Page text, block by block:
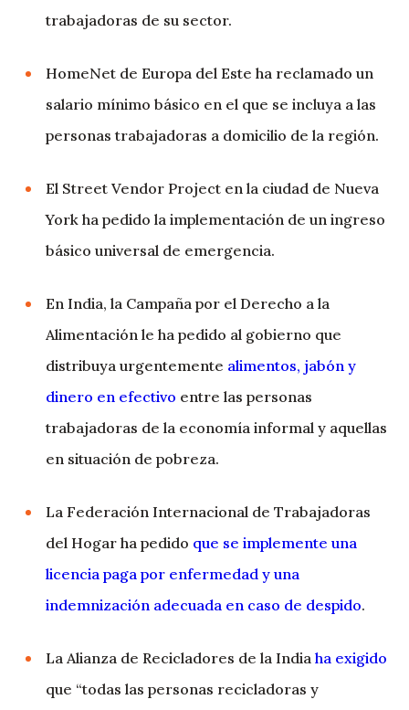
trabajadoras de su sector.
HomeNet de Europa del Este ha reclamado un
salario mínimo básico en el que se incluya a las
personas trabajadoras a domicilio de la región.
El Street Vendor Project en la ciudad de Nueva
York ha pedido la implementación de un ingreso
básico universal de emergencia.
En India, la Campaña por el Derecho a la
Alimentación le ha pedido al gobierno que
distribuya urgentemente alimentos, jabón y
dinero en efectivo entre las personas
trabajadoras de la economía informal y aquellas
en situación de pobreza.
La Federación Internacional de Trabajadoras
del Hogar ha pedido que se implemente una
licencia paga por enfermedad y una
indemnización adecuada en caso de despido.
La Alianza de Recicladores de la India ha exigido
que “todas las personas recicladoras y